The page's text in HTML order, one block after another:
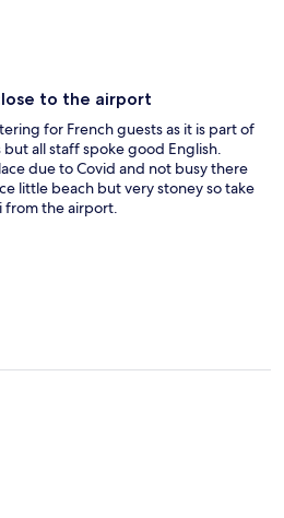
to the airport
for French guests as it is part of
all staff spoke good English.
due to Covid and not busy there
little beach but very stoney so take
from the airport.